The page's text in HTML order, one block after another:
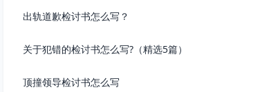
出轨道歉检讨书怎么写？
关于犯错的检讨书怎么写?（精选5篇）
顶撞领导检讨书怎么写